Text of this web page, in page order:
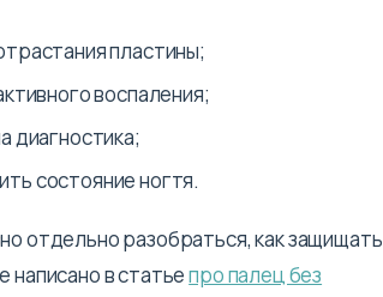
пластины;
воспаления;
диагностика;
состояние ногтя.
отдельно разобраться, как защищать
написано в статьепро палец без